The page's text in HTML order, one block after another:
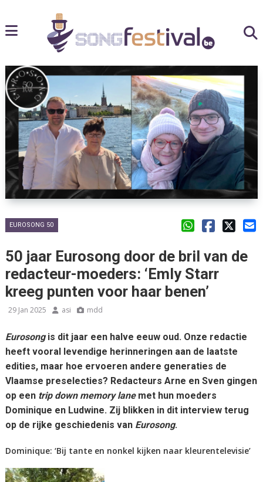
EUROSONG 50
50 jaar Eurosong door de bril van de
redacteur-moeders: ‘Emly Starr
kreeg punten voor haar benen’
29 Jan 2025 asi mdd
Eurosongis dit jaar een halve eeuw oud. Onze redactie
heeft vooral levendige herinneringen aan de laatste
edities, maar hoe ervoeren andere generaties de
Vlaamse preselecties? Redacteurs Arne en Sven gingen
op een trip down memory lanemet hun moeders
Dominique en Ludwine. Zij blikken in dit interview terug
op de rijke geschiedenis van Eurosong.
Dominique: ‘Bij tante en nonkel kijken naar kleurentelevisie’